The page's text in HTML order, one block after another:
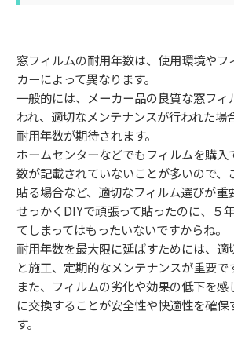
窓フィルムの耐用年数は、使用環境やフ
カーによって異なります。
一般的には、メーカー品の良質な窓フ
われ、適切なメンテナンスが行われた場
耐用年数が期待されます。
ホームセンターなどでもフィルムを購
数が記載されていないことが多いので、
貼る場合など、適切なフィルム選びが重
せっかくDIYで頑張って貼ったのに、５
てしまってはもったいないですからね。
耐用年数を最大限に延ばすためには、
と施工、定期的なメンテナンスが重要で
また、フィルムの劣化や効果の低下を感
に交換することが安全性や快適性を確保
す。